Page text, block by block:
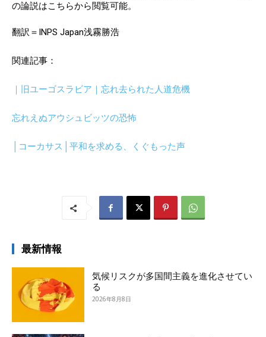
の論説はこちらから閲覧可能。
翻訳＝INPS Japan浅霧勝浩
関連記事：
｜旧ユーゴスラビア｜忘れ去られた人道危機
忘れえぬアウシュビッツの恐怖
│コーカサス│平和を求める、くぐもった声
最新情報
気候リスクが多国間主義を進化させてい
る
2026年8月8日